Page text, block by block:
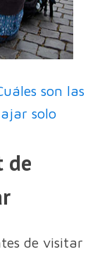
son las
solo
de
de visitar